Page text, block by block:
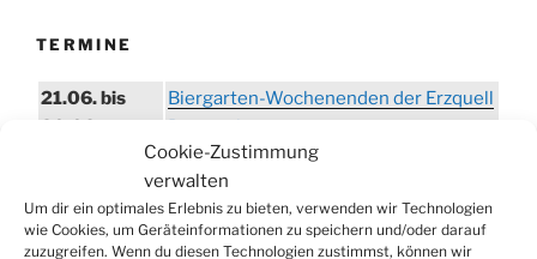
Cookie-Zustimmung
verwalten
Um dir ein optimales Erlebnis zu bieten, verwenden wir Technologien
wie Cookies, um Geräteinformationen zu speichern und/oder darauf
zuzugreifen. Wenn du diesen Technologien zustimmst, können wir
TERMINE
21.06. bis
30.08.
Biergarten-Wochenenden der Erzquell
Brauerei
Trödelmarkt in der Ortsmitte
29.08.
Sommerfest in Helmerhausen
06.09.
Beach-Volleyball-Turnier